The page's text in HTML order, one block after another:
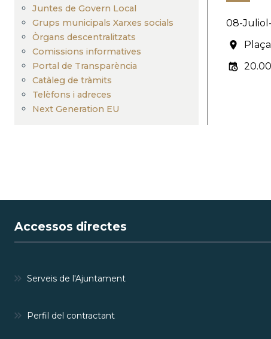
Juntes de Govern Local
Grups municipals Xarxes socials
Òrgans descentralitzats
Comissions informatives
Portal de Transparència
Catàleg de tràmits
Telèfons i adreces
Next Generation EU
08-
Accessos directes
Serveis de l'Ajuntament
Perfil del contractant